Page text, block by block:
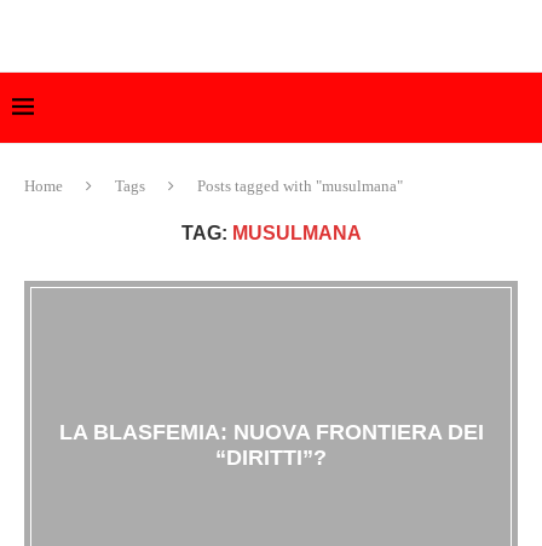
Home Tags Posts tagged with "musulmana"
TAG: MUSULMANA
LA BLASFEMIA: NUOVA FRONTIERA DEI
“DIRITTI”?